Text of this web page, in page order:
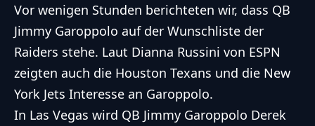
Vor wenigen Stunden berichteten wir, dass QB
Jimmy Garoppolo auf der Wunschliste der
Raiders stehe. Laut Dianna Russini von ESPN
zeigten auch die Houston Texans und die New
York Jets Interesse an Garoppolo.
In Las Vegas wird QB Jimmy Garoppolo Derek